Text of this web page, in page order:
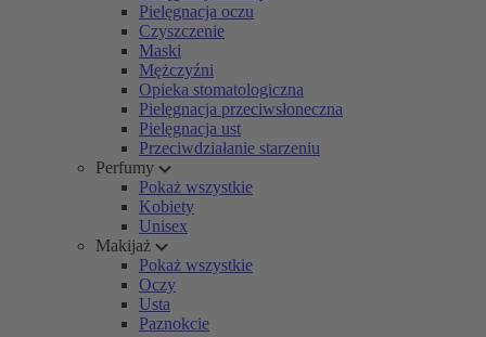
Pielęgnacja oczu
Czyszczenie
Maski
Mężczyźni
Opieka stomatologiczna
Pielęgnacja przeciwsłoneczna
Pielęgnacja ust
Przeciwdziałanie starzeniu
Perfumy
Pokaż wszystkie
Kobiety
Unisex
Makijaż
Pokaż wszystkie
Oczy
Usta
Paznokcie